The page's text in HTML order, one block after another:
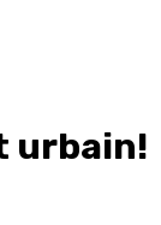
urbain!